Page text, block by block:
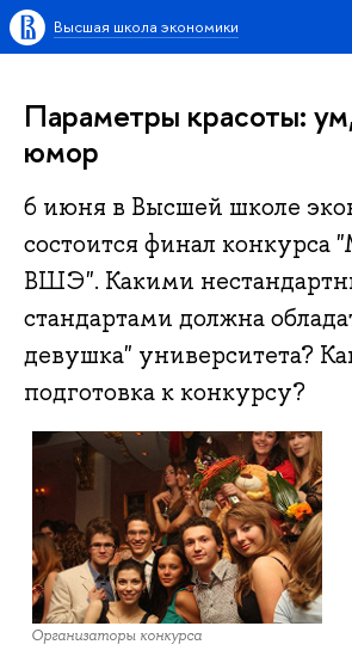
Высшая школа экономики
Параметры красоты:
юмор
6 июня в Высшей школе
состоится финал конкурса
ВШЭ". Какими
стандартами должна
девушка" университета?
подготовка к конкурсу?
Организаторы конкурса